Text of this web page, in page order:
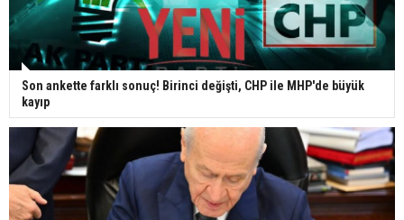
Son ankette farklı sonuç! Birinci değişti, CHP ile MHP'de büyük
kayıp